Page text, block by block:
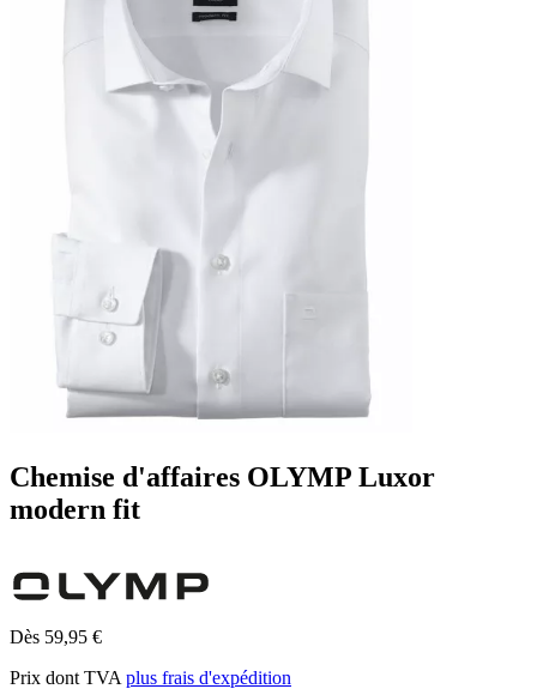
Chemise d'affaires OLYMP Luxor
modern fit
Dès 59,95 €
Prix dont TVA plus frais d'expédition